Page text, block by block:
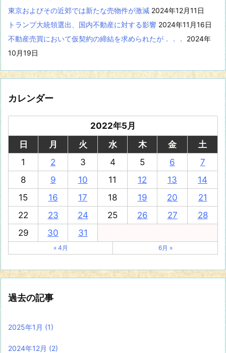
東京およびその近郊では新たな売物件が激減 2024年12月11日
トランプ大統領選出、国内不動産に対する影響 2024年11月16日
不動産売買において仮契約の締結を求められたが．．．
2024年
10月19日
カレンダー
2022年5月
日
月 火 水 木 金
土
1
2 3 4 5 6
7
8
9 10 11 12 13
14
15
16 17 18 19 20
21
22
23 24 25 26 27
28
29
30 31
« 4月 6月 »
過去の記事
2025年1月 (1)
2024年12月 (2)